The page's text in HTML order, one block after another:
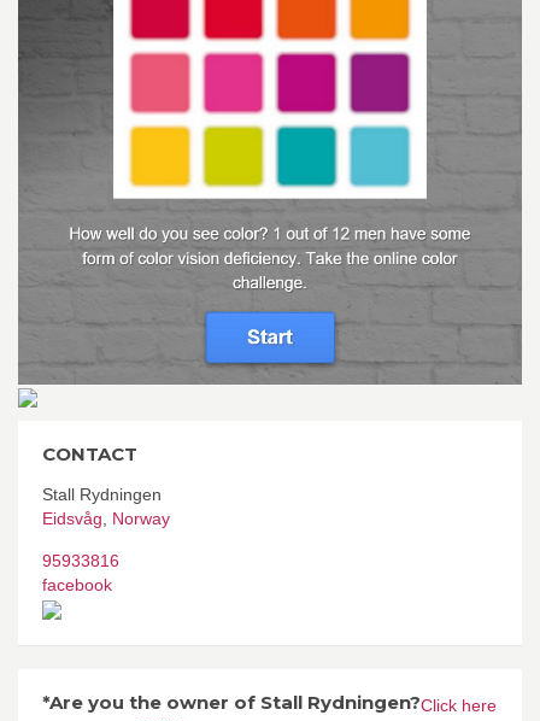
CONTACT
Stall Rydningen
Eidsvåg
Norway
95933816
facebook
*Are you the owner of Stall Rydningen?Click here